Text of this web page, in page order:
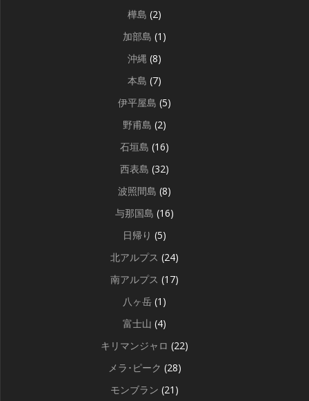
樺島 (2)
加部島 (1)
沖縄 (8)
本島 (7)
伊平屋島 (5)
野甫島 (2)
石垣島 (16)
西表島 (32)
波照間島 (8)
与那国島 (16)
日帰り (5)
北アルプス (24)
南アルプス (17)
八ヶ岳 (1)
富士山 (4)
キリマンジャロ (22)
メラ･ピーク (28)
モンブラン (21)